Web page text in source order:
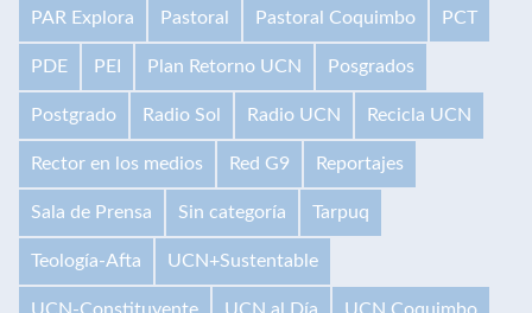
PAR Explora Pastoral Pastoral Coquimbo PCT
PDE PEI Plan Retorno UCN Posgrados
Postgrado Radio Sol Radio UCN Recicla UCN
Rector en los medios Red G9 Reportajes
Sala de Prensa Sin categoría Tarpuq
Teología-Afta UCN+Sustentable
UCN-Constituyente UCN al Día UCN Coquimbo